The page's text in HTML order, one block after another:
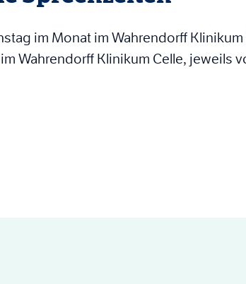
im Monat im Wahrendorff
Wahrendorff Klinikum Celle, jeweils